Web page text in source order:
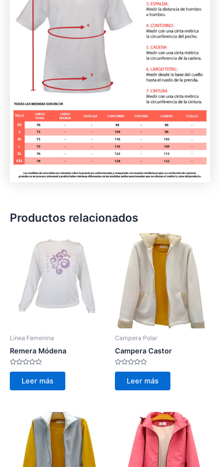
Productos relacionados
Línea Femenina
Remera Módena
Valorado
de
Leer más
Campera Polar
Campera Castor
Valorado
de
Leer más